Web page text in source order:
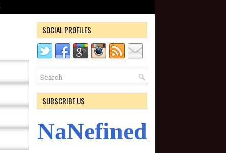
SOCIAL PROFILES
SUBSCRIBE US
NaNefined